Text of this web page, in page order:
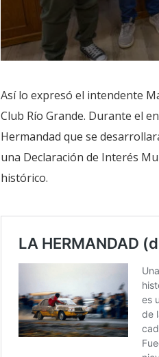
Así lo expresó el intendente
Club Río Grande. Durante el
Hermandad que se
una Declaración de Interés
histórico.